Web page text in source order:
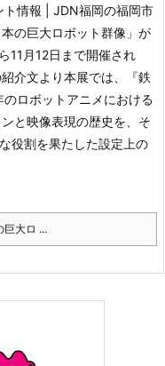
ト情報 | JDN福岡の福岡市
の巨大ロボット群像」が
11月12日まで開催され
介文より本展では、『鉄
のロボットアニメにおける
と映像表現の歴史を、そ
役割を果たした設定上の
巨大ロ ...